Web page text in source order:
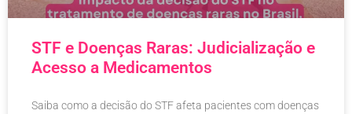
STF e Doenças Raras: Judicialização e
Acesso a Medicamentos
Saiba como a decisão do STF afeta pacientes com doenças